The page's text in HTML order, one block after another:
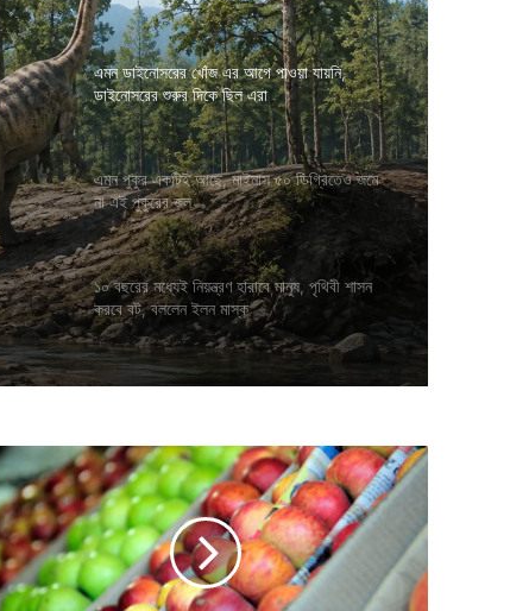
এমন ডাইনোসরের খোঁজ এর আগে পাওয়া যায়নি,
ডাইনোসরের শুরুর দিকে ছিল এরা
এমন পুকুর একটিই আছে, মাইনাস ৫০ ডিগ্রিতেও জমে
না এই পুকুরের জল
১০ বছরের মধ্যেই নিয়ন্ত্রণ হারাবে মানুষ, পৃথিবী শাসন
করবে বট, বললেন ইলন মাস্ক